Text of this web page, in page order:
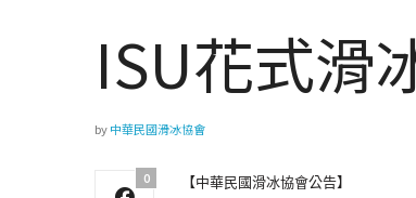
ISU花式滑
by中華民國滑冰協會
0 【中華民國滑冰協會公告】